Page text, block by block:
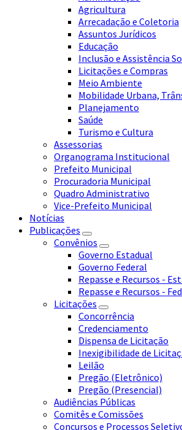
Agricultura
Arrecadação e Coletoria
Assuntos Jurídicos
Educação
Inclusão e Assistência
Licitações e Compras
Meio Ambiente
Mobilidade Urbana,
Planejamento
Saúde
Turismo e Cultura
Assessorias
Organograma Institucional
Prefeito Municipal
Procuradoria Municipal
Quadro Administrativo
Vice-Prefeito Municipal
Notícias
Publicações
Convênios
Governo Estadual
Governo Federal
Repasse e Recursos -
Repasse e Recursos -
Licitações
Concorrência
Credenciamento
Dispensa de Licitação
Inexigibilidade de
Leilão
Pregão (Eletrônico)
Pregão (Presencial)
Audiências Públicas
Comitês e Comissões
Concursos e Processos